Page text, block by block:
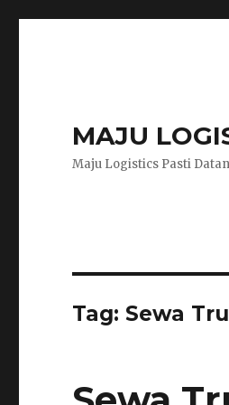
MAJU
Maju Logistics Pasti
Tag: Sewa